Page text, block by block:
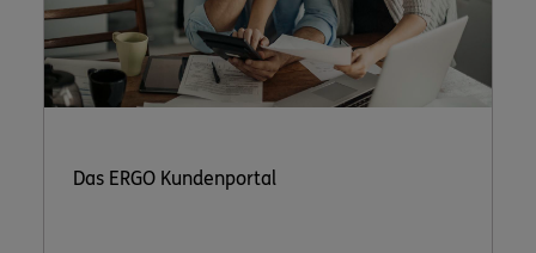
Das ERGO Kundenportal